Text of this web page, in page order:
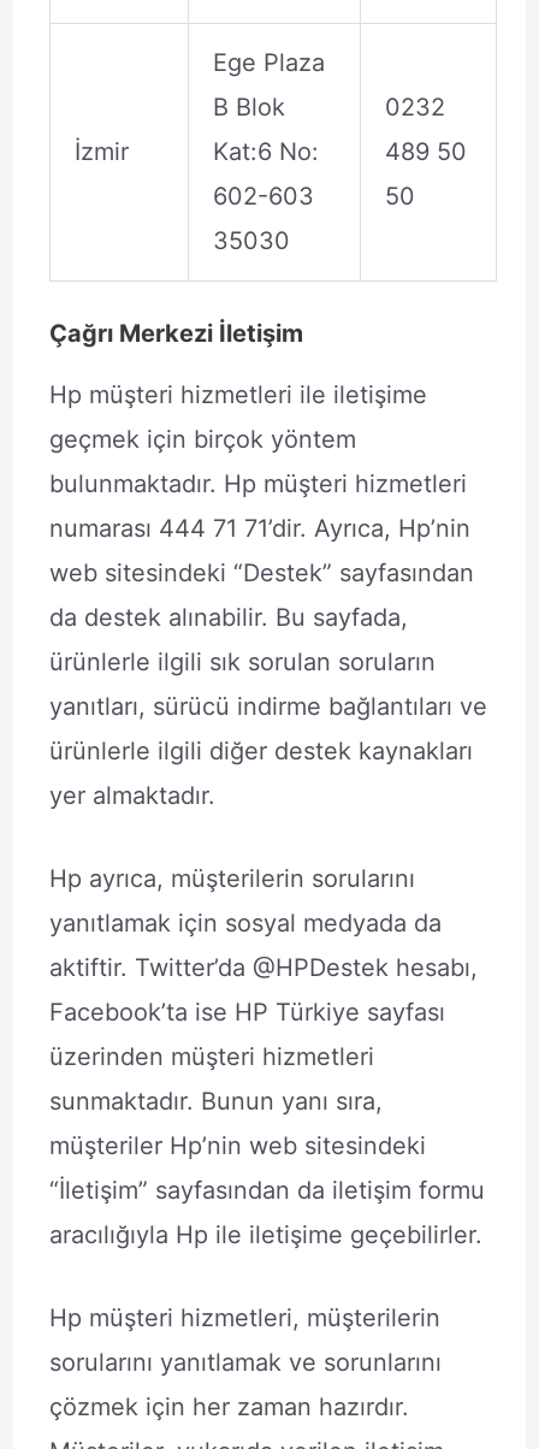
İzmir
Ege Plaza
B Blok
Kat:6 No:
602-603
35030
0232
489 50
50
Çağrı Merkezi İletişim
Hp müşteri hizmetleri ile iletişime
geçmek için birçok yöntem
bulunmaktadır. Hp müşteri hizmetleri
numarası 444 71 71’dir. Ayrıca, Hp’nin
web sitesindeki “Destek” sayfasından
da destek alınabilir. Bu sayfada,
ürünlerle ilgili sık sorulan soruların
yanıtları, sürücü indirme bağlantıları ve
ürünlerle ilgili diğer destek kaynakları
yer almaktadır.
Hp ayrıca, müşterilerin sorularını
yanıtlamak için sosyal medyada da
aktiftir. Twitter’da @HPDestek hesabı,
Facebook’ta ise HP Türkiye sayfası
üzerinden müşteri hizmetleri
sunmaktadır. Bunun yanı sıra,
müşteriler Hp’nin web sitesindeki
“İletişim” sayfasından da iletişim formu
aracılığıyla Hp ile iletişime geçebilirler.
Hp müşteri hizmetleri, müşterilerin
sorularını yanıtlamak ve sorunlarını
çözmek için her zaman hazırdır.